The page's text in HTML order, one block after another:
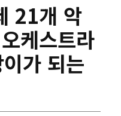
21개 악
케스트라
가 되는